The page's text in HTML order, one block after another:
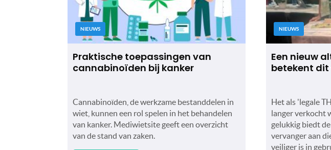
NIEUWS
Praktische toepassingen van
cannabinoïden bij kanker
Cannabinoïden, de werkzame bestanddelen in
wiet, kunnen een rol spelen in het behandelen
van kanker. Mediwietsite geeft een overzicht
van de stand van zaken.
NIEUWS
Een nieuw
betekent
Het als 'legale
langer verkocht
gelukkig biedt
vervanger aan
veiliger is in